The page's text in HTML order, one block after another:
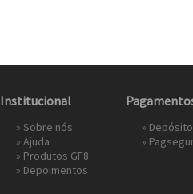
Institucional
» Sobre nós
» Ajuda
» Produtos GF8
» Depoimentos
»
»